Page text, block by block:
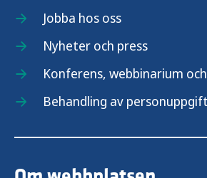
Jobba hos oss
Nyheter och press
Konferens, webbinarium
Behandling av